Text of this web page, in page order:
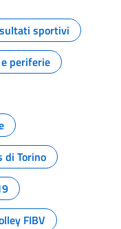
sportivi
periferie
di Torino
FIBV